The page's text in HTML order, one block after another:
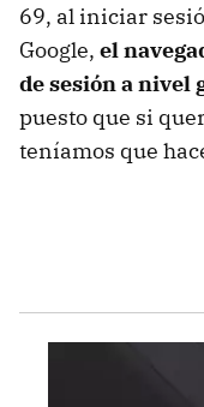
69, al iniciar
Google, el
de sesión a nivel
puesto que si
teníamos que